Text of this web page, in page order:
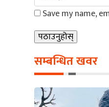
Save my name,
सम्बन्धित खवर